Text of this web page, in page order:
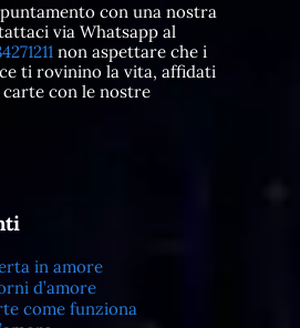
con una nostra
via Whatsapp al
non aspettare che i
ti rovinino la vita, affidati
con le nostre
in amore
d’amore
come funziona